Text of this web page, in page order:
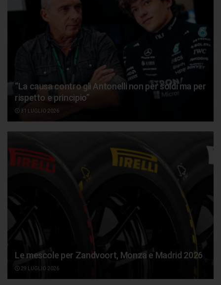
“La causa contro gli Antonelli non per soldi ma per
rispetto e principio”
31 LUGLIO 2026
Le mescole per Zandvoort, Monza e Madrid 2026
29 LUGLIO 2026